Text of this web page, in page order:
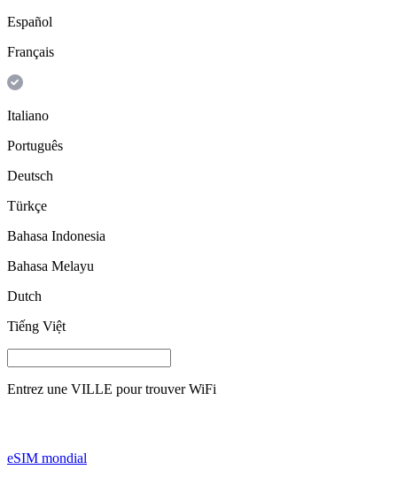
Español
Français
Italiano
Português
Deutsch
Türkçe
Bahasa Indonesia
Bahasa Melayu
Dutch
Tiếng Việt
Entrez une VILLE pour trouver WiFi
eSIM mondial